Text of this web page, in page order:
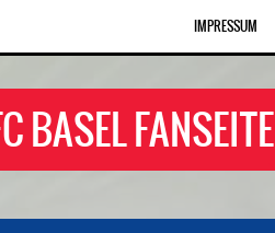
IMPRESSUM
BASEL FANSEITE